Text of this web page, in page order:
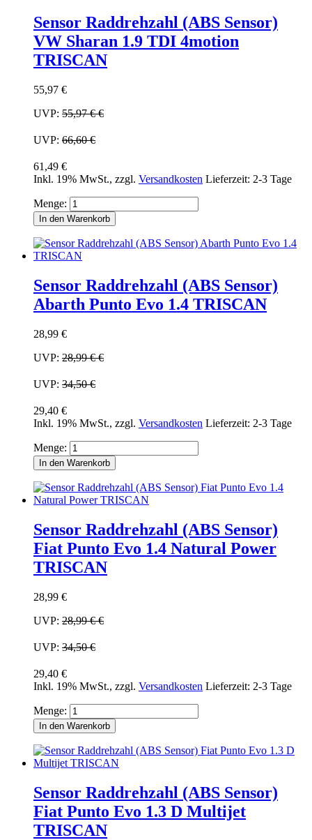
Sensor Raddrehzahl (ABS Sensor)
VW Sharan 1.9 TDI 4motion
TRISCAN
55,97 €
UVP: 55,97 €€
UVP: 66,60 €
61,49 €
Inkl. 19% MwSt., zzgl. Versandkosten Lieferzeit: 2-3 Tage
Menge:
In den Warenkorb
Sensor Raddrehzahl (ABS Sensor)
Abarth Punto Evo 1.4 TRISCAN
28,99 €
UVP: 28,99 €€
UVP: 34,50 €
29,40 €
Inkl. 19% MwSt., zzgl. Versandkosten Lieferzeit: 2-3 Tage
Menge:
In den Warenkorb
Sensor Raddrehzahl (ABS Sensor)
Fiat Punto Evo 1.4 Natural Power
TRISCAN
28,99 €
UVP: 28,99 €€
UVP: 34,50 €
29,40 €
Inkl. 19% MwSt., zzgl. Versandkosten Lieferzeit: 2-3 Tage
Menge:
In den Warenkorb
Sensor Raddrehzahl (ABS Sensor)
Fiat Punto Evo 1.3 D Multijet
TRISCAN